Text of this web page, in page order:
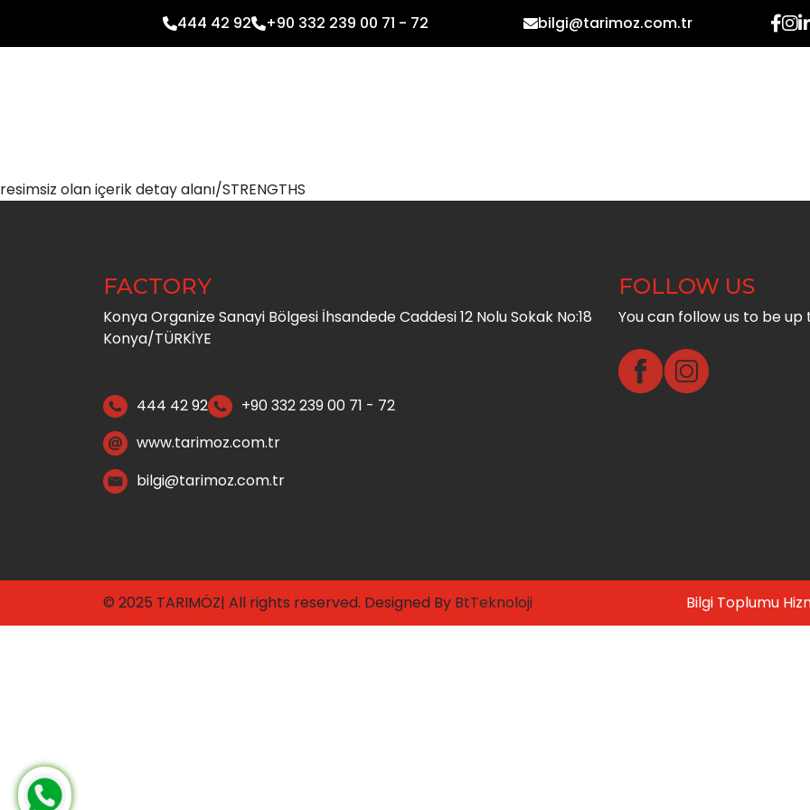
444 42 92 +90 332 239 00 71 - 72 bilgi@tarimoz.com.tr
resimsiz olan içerik detay alanı/STRENGTHS
FACTORY
Konya Organize Sanayi Bölgesi İhsandede Caddesi 12 Nolu Sokak No:18
Konya/TÜRKİYE
444 42 92
+90 332 239 00 71 - 72
www.tarimoz.com.tr
bilgi@tarimoz.com.tr
FOLLOW US
You can follow us to be
© 2025 TARIMÖZ| All rights reserved. Designed By BtTeknoloji Bilgi Toplumu